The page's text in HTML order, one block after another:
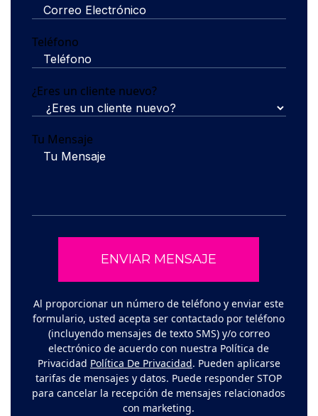
Teléfono
¿Eres un cliente nuevo?
Tu Mensaje
Al proporcionar un número de teléfono y enviar este
formulario, usted acepta ser contactado por teléfono
(incluyendo mensajes de texto SMS) y/o correo
electrónico de acuerdo con nuestra Política de
Privacidad Política De Privacidad. Pueden aplicarse
tarifas de mensajes y datos. Puede responder STOP
para cancelar la recepción de mensajes relacionados
con marketing.